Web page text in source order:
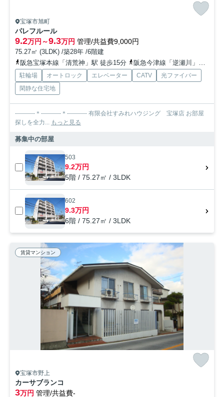
宝塚市旭町
パレフルール
9.2万円～9.3万円 管理/共益費9,000円
75.27㎡ (3LDK) /築28年 /6階建
阪急宝塚本線「清荒神」駅 徒歩15分
阪急今津線「逆瀬川」駅 徒歩25分
駐輪場 オートロック エレベーター CATV
光ファイバー
閑静な住宅地
----------＊----------＊---------- 有限会社すみれハウジング 宝塚店 お部屋
探しを全力... もっと見る
募集中の部屋
503
9.2万円
5階 / 75.27㎡ / 3LDK
602
9.3万円
6階 / 75.27㎡ / 3LDK
賃貸マンション
宝塚市野上
カーサブランコ
3万円 管理/共益費-